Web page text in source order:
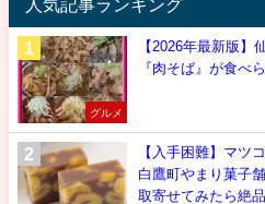
人気記事ランキング
グルメ
【2026年最新版】
『肉そば』が食べ
【入手困難】マツ
白鷹町やまり菓子
取寄せてみたら絶